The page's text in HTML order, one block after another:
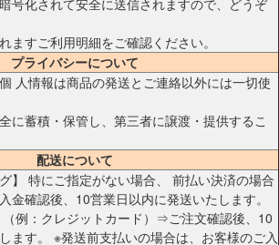
ますご利用明細をご確認ください。
プライバシーについて
人情報は商品の発送とご連絡以外には一切使
に蓄積・保管し、第三者に譲渡・提供するこ
配送について
】 特にご指定がない場合、 前払い決済の場合
金確認後、10営業日以内に発送いたします。
（例：クレジットカード）⇒ご注文確認後、10
ます。 ※発送前支払いの場合は、お客様のご入